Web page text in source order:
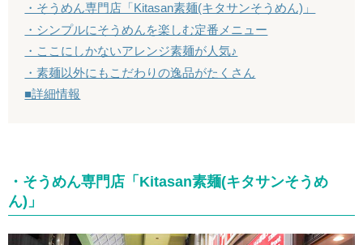
・そうめん専門店「Kitasan素麺(キタサンそうめん)」
・シンプルにそうめんを楽しむ定番メニュー
・ここにしかないアレンジ素麺が人気♪
・素麺以外にもこだわりの逸品がたくさん
■詳細情報
・そうめん専門店「Kitasan素麺(キタサンそうめ
ん)」